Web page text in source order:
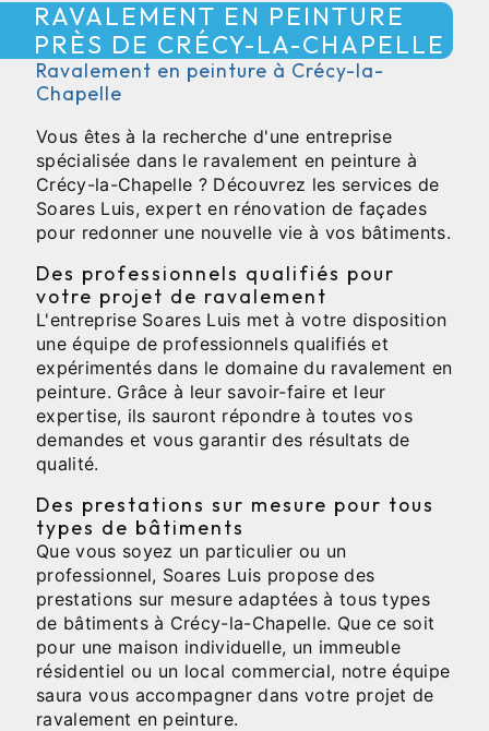
RAVALEMENT EN PEINTURE
PRÈS DE CRÉCY-LA-CHAPELLE
Ravalement en peinture à Crécy-la-
Chapelle
Vous êtes à la recherche d'une entreprise
spécialisée dans le ravalement en peinture à
Crécy-la-Chapelle ? Découvrez les services de
Soares Luis, expert en rénovation de façades
pour redonner une nouvelle vie à vos bâtiments.
Des professionnels qualifiés pour
votre projet de ravalement
L'entreprise Soares Luis met à votre disposition
une équipe de professionnels qualifiés et
expérimentés dans le domaine du ravalement en
peinture. Grâce à leur savoir-faire et leur
expertise, ils sauront répondre à toutes vos
demandes et vous garantir des résultats de
qualité.
Des prestations sur mesure pour tous
types de bâtiments
Que vous soyez un particulier ou un
professionnel, Soares Luis propose des
prestations sur mesure adaptées à tous types
de bâtiments à Crécy-la-Chapelle. Que ce soit
pour une maison individuelle, un immeuble
résidentiel ou un local commercial, notre équipe
saura vous accompagner dans votre projet de
ravalement en peinture.